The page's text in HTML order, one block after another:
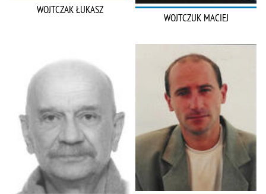
WOJTCZAK ŁUKASZ
WOJTCZUK MACIEJ